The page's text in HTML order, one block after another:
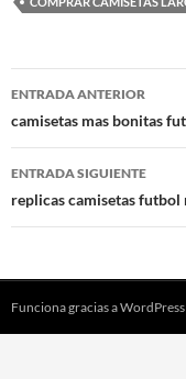
Navegación
de
entradas
ENTRADA ANTERIOR
camisetas mas bonitas
ENTRADA SIGUIENTE
replicas camisetas futbol
Funciona gracias a WordPress